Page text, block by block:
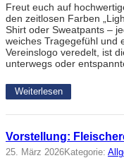
Freut euch auf
den zeitlosen Farben
Shirt oder Sweatpants –
weiches Tragegefühl und
Vereinslogo veredelt, ist
unterwegs oder
Weiterlesen
Vorstellung:
25. März 2026Kategorie: